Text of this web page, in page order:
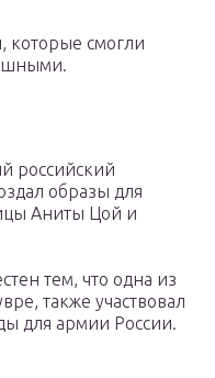
которые смогли
российский
образы для
Аниты Цой и
тем, что одна из
также участвовал
для армии России.